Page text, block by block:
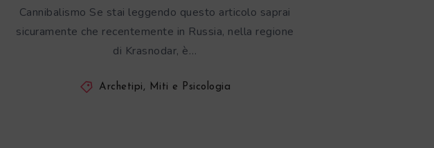
Cannibalismo Se stai leggendo questo articolo saprai
sicuramente che recentemente in Russia, nella regione
di Krasnodar, è…
Archetipi, Miti e Psicologia